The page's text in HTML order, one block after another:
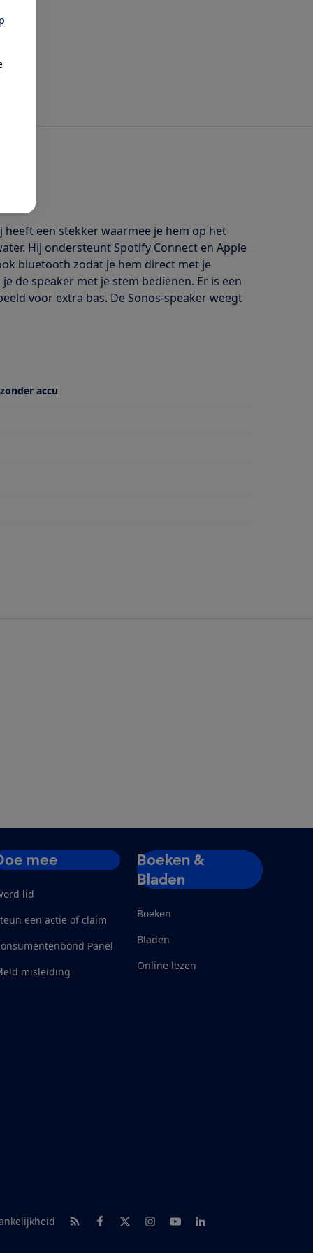
een stekker waarmee je hem op het
Hij ondersteunt Spotify Connect en Apple
bluetooth zodat je hem direct met je
de speaker met je stem bedienen. Er is een
voor extra bas. De Sonos-speaker weegt
accu
mee
lid
een actie of claim
Panel
misleiding
Boeken &
Bladen
Boeken
Bladen
Online lezen
RSS-feed nieuws
Facebook
TwitterInstagram
YoutubeLinkedIn